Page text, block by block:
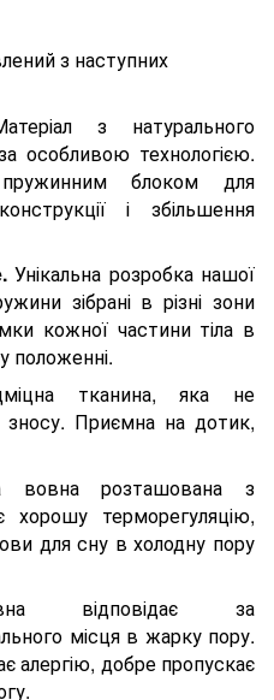
з наступних
з натурального
особливою технологією.
блоком для
і збільшення
Унікальна розробка нашої
зібрані в різні зони
кожної частини тіла в
положенні.
тканина, яка не
зносу. Приємна на дотик,
вовна розташована з
терморегуляцію,
для сну в холодну пору
відповідає за
місця в жарку пору.
алергію, добре пропускає